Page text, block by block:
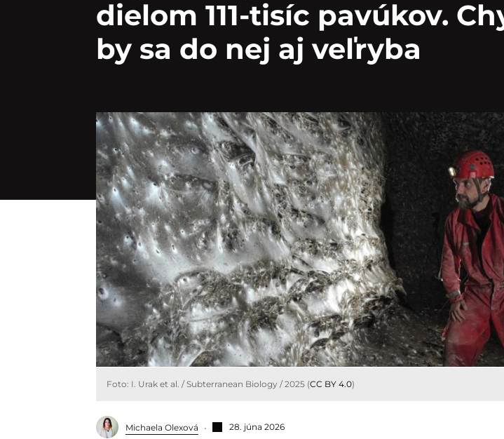
dielom 111-tisíc pavúkov.
by sa do nej aj veľryba
Foto: I. Urak et al. / Subterranean Biology / 2025 (CC BY 4.0)
Michaela Olexová 28. júna 2026